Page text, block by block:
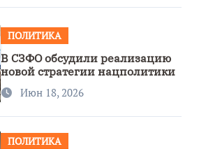
ПОЛИТИКА
В СЗФО обсудили реализацию
новой стратегии нацполитики
Июн 18, 2026
ПОЛИТИКА